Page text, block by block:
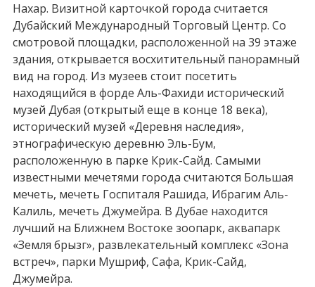
Нахар. Визитной карточкой города считается
Дубайский Международный Торговый Центр. Со
смотровой площадки, расположенной на 39 этаже
здания, открывается восхитительный панорамный
вид на город. Из музеев стоит посетить
находящийся в форде Аль-Фахиди исторический
музей Дубая (открытый еще в конце 18 века),
исторический музей «Деревня наследия»,
этнографическую деревню Эль-Бум,
расположенную в парке Крик-Сайд. Самыми
известными мечетями города считаются Большая
мечеть, мечеть Госпиталя Рашида, Ибрагим Аль-
Калиль, мечеть Джумейра. В Дубае находится
лучший на Ближнем Востоке зоопарк, аквапарк
«Земля брызг», развлекательный комплекс «Зона
встреч», парки Мушриф, Сафа, Крик-Сайд,
Джумейра.